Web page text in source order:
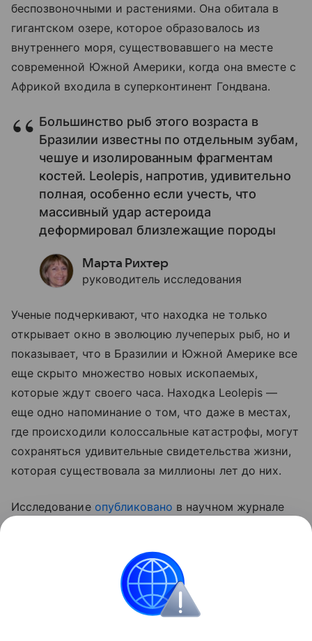
беспозвоночными и растениями. Она обитала в
гигантском озере, которое образовалось из
внутреннего моря, существовавшего на месте
современной Южной Америки, когда она вместе с
Африкой входила в суперконтинент Гондвана.
Большинство рыб этого возраста в
Бразилии известны по отдельным зубам,
чешуе и изолированным фрагментам
костей. Leolepis, напротив, удивительно
полная, особенно если учесть, что
массивный удар астероида
деформировал близлежащие породы
Марта Рихтер
руководитель исследования
Ученые подчеркивают, что находка не только
открывает окно в эволюцию лучеперых рыб, но и
показывает, что в Бразилии и Южной Америке все
еще скрыто множество новых ископаемых,
которые ждут своего часа. Находка Leolepis —
еще одно напоминание о том, что даже в местах,
где происходили колоссальные катастрофы, могут
сохраняться удивительные свидетельства жизни,
которая существовала за миллионы лет до них.
Исследование опубликовано в научном журнале
рассказывала
ископаемой рыбы учеными из Санкт-Петербурга.